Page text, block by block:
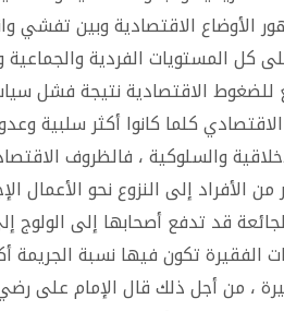
الأوضاع الاقتصادية وبين تفشي
كل المستويات الفردية
للضغوط الاقتصادية نتيجة فشل
كلما كانوا أكثر سلبية
والسلوكية ، فالظروف
الأفراد إلى النزوع نحو الأعمال
قد تدفع أصحابها إلى الولوج
الفقيرة تكون فيها نسبة الجريمة
، من أجل ذلك قال الإمام على